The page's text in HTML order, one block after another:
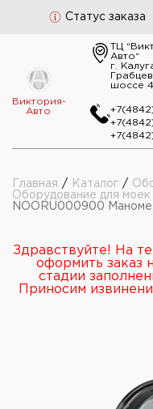
Статус заказа
Виктория-
Авто
ТЦ
Авто“
г.
шоссе
Главная / Каталог /
Оборудование для моек
NOORU000900
Здравствуйте! На
оформить заказ
стадии
Приносим